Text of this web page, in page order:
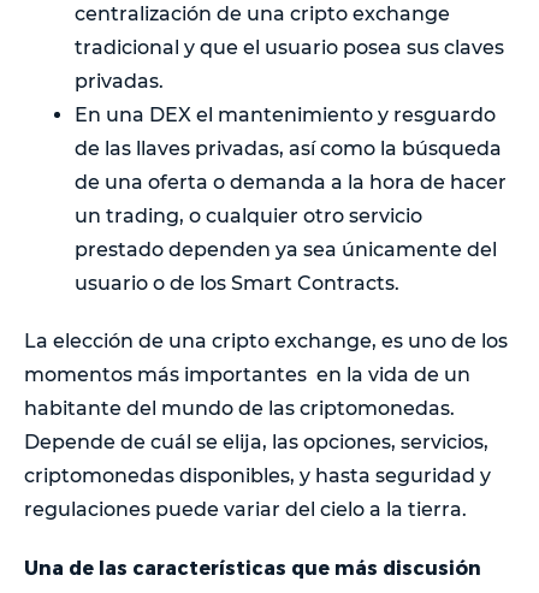
centralización de una cripto exchange
tradicional y que el usuario posea sus claves
privadas.
En una DEX el mantenimiento y resguardo
de las llaves privadas, así como la búsqueda
de una oferta o demanda a la hora de hacer
un trading, o cualquier otro servicio
prestado dependen ya sea únicamente del
usuario o de los Smart Contracts.
La elección de una cripto exchange, es uno de los
momentos más importantes en la vida de un
habitante del mundo de las criptomonedas.
Depende de cuál se elija, las opciones, servicios,
criptomonedas disponibles, y hasta seguridad y
regulaciones puede variar del cielo a la tierra.
Una de las características que más discusión